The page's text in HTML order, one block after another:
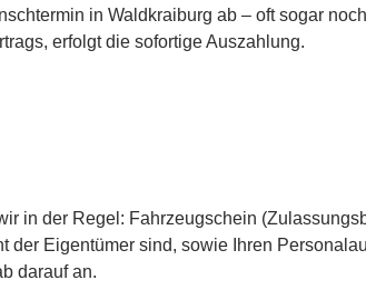
in Waldkraiburg ab – oft sogar
erfolgt die sofortige Auszahlung.
in der Regel: Fahrzeugschein
der Eigentümer sind, sowie Ihren
darauf an.